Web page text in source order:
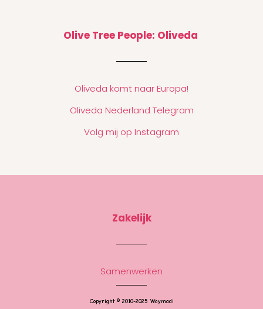
Olive Tree People: Oliveda
Oliveda komt naar Europa!
Oliveda Nederland Telegram
Volg mij op Instagram
Zakelijk
Samenwerken
Copyright © 2010-2025 Waymadi